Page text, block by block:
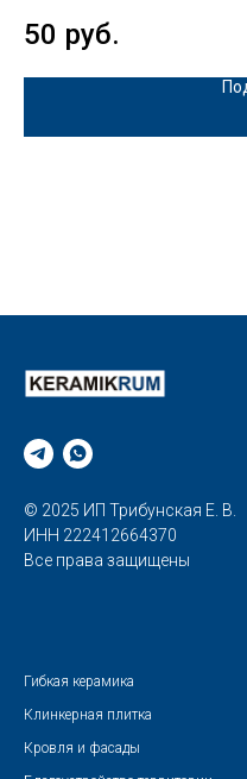
50 руб.
© 2025 ИП Трибунская Е. В.
ИНН 222412664370
Все права защищены
Гибкая керамика
Клинкерная плитка
Кровля и фасады